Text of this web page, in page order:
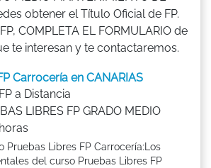
obtener el Título Oficial de FP.
COMPLETA EL FORMULARIO de
te interesan y te contactaremos.
Carrocería en CANARIAS
a Distancia
LIBRES FP GRADO MEDIO
Pruebas Libres FP Carrocería:Los
del curso Pruebas Libres FP